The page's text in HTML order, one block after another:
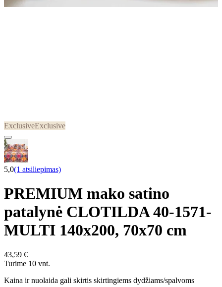
ExclusiveExclusive
5,0(1 atsiliepimas)
PREMIUM mako satino
patalynė CLOTILDA 40-1571-
MULTI 140x200, 70x70 cm
43,59 €
Turime 10 vnt.
Kaina ir nuolaida gali skirtis skirtingiems dydžiams/spalvoms